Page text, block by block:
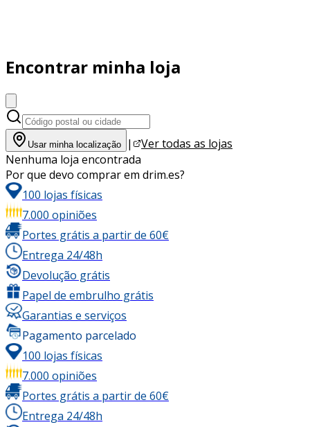
Encontrar minha loja
Usar minha localização |
Ver todas as lojas
Nenhuma loja encontrada
Por que devo comprar em drim.es?
100 lojas físicas
7.000 opiniões
Portes grátis a partir de 60€
Entrega 24/48h
Devolução grátis
Papel de embrulho grátis
Garantias e serviços
Pagamento parcelado
100 lojas físicas
7.000 opiniões
Portes grátis a partir de 60€
Entrega 24/48h